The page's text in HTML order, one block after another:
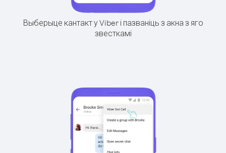
Выберыце кантакт у Viber і пазваніць з акна з яго
звесткамі